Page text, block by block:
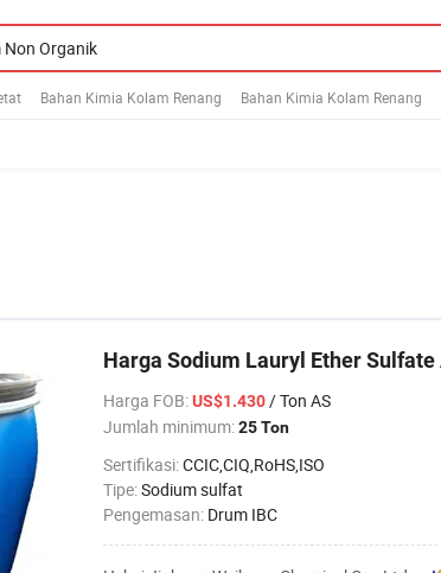
Bahan Kimia Kolam Renang Bahan Kimia Kolam Renang
Harga Sodium Lauryl Ether
Harga FOB:US$1.430/ Ton AS
Jumlah minimum:25 Ton
Sertifikasi:CCIC,CIQ,RoHS,ISO
Tipe:Sodium sulfat
Pengemasan: Drum IBC